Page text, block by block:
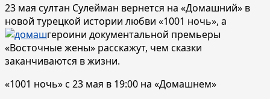
23 мая султан Сулейман вернется на «Домашний» в
новой турецкой истории любви «1001 ночь», а
героини документальной премьеры
«Восточные жены» расскажут, чем сказки
заканчиваются в жизни.
«1001 ночь» с 23 мая в 19:00 на «Домашнем»